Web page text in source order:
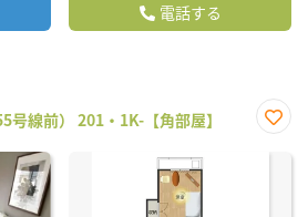
電話する
線前） 201・1K-【角部屋】
に入